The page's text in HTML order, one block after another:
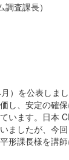
査課長）
月）を公表しま
し、安定の確
います。日本
ましたが、今
形課長様を講師